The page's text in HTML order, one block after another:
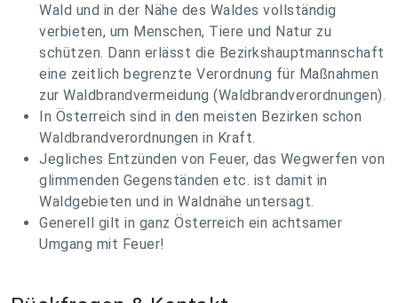
Wald und in der Nähe des Waldes vollständig
verbieten, um Menschen, Tiere und Natur zu
schützen. Dann erlässt die Bezirkshauptmannschaft
eine zeitlich begrenzte Verordnung für Maßnahmen
zur Waldbrandvermeidung (Waldbrandverordnungen).
In Österreich sind in den meisten Bezirken schon
Waldbrandverordnungen in Kraft.
Jegliches Entzünden von Feuer, das Wegwerfen von
glimmenden Gegenständen etc. ist damit in
Waldgebieten und in Waldnähe untersagt.
Generell gilt in ganz Österreich ein achtsamer
Umgang mit Feuer!